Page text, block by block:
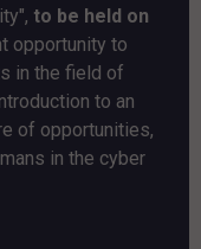
", to be held on
opportunity to
in the field of
to an
of opportunities,
in the cyber